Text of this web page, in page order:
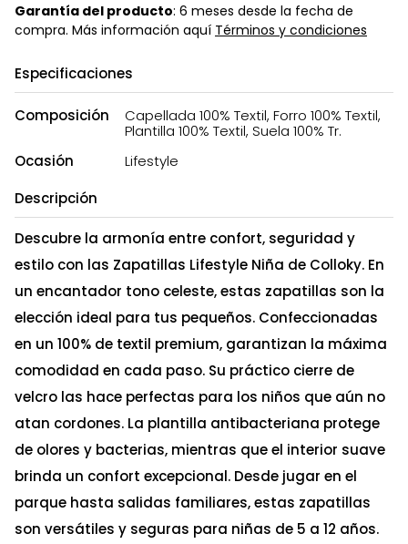
Garantía del producto: 6 meses desde la fecha de
compra. Más información aquí Términos y condiciones
Especificaciones
Composición
Capellada 100% Textil, Forro 100% Textil,
Plantilla 100% Textil, Suela 100% Tr.
Ocasión
Lifestyle
Descripción
Descubre la armonía entre confort, seguridad y
estilo con las Zapatillas Lifestyle Niña de Colloky. En
un encantador tono celeste, estas zapatillas son la
elección ideal para tus pequeños. Confeccionadas
en un 100% de textil premium, garantizan la máxima
comodidad en cada paso. Su práctico cierre de
velcro las hace perfectas para los niños que aún no
atan cordones. La plantilla antibacteriana protege
de olores y bacterias, mientras que el interior suave
brinda un confort excepcional. Desde jugar en el
parque hasta salidas familiares, estas zapatillas
son versátiles y seguras para niñas de 5 a 12 años.